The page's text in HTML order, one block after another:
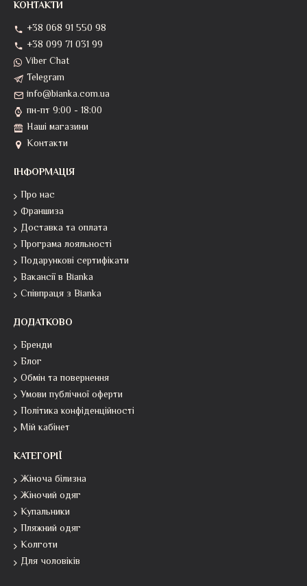
КОНТАКТИ
+38 068 91 550 98
+38 099 71 031 99
Viber Chat
Telegram
info@bianka.com.ua
пн-пт 9:00 - 18:00
Наші магазини
Контакти
ІНФОРМАЦІЯ
Про нас
Франшиза
Доставка та оплата
Програма лояльності
Подарункові сертифікати
Вакансії в Bianka
Співпраця з Bianka
ДОДАТКОВО
Бренди
Блог
Обмін та повернення
Умови публічної оферти
Політика конфіденційності
Мій кабінет
КАТЕГОРІЇ
Жіноча білизна
Жіночий одяг
Купальники
Пляжний одяг
Колготи
Для чоловіків